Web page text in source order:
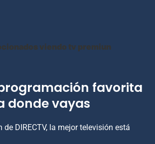
favorita
donde vayas
DIRECTV, la mejor televisión está